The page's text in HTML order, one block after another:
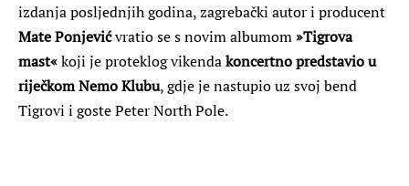
izdanja posljednjih godina, zagrebački autor i producent
Mate Ponjevićvratio se s novim albumom »Tigrova
mast«koji je proteklog vikendakoncertno predstavio u
riječkom Nemo Klubu, gdje je nastupio uz svoj bend
Tigrovi i goste Peter North Pole.